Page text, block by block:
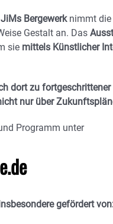
Bergewerknimmt die
Gestalt an. Das
sie mittels Künstlicher
dort zu
nur über
Programm unter
gefördert